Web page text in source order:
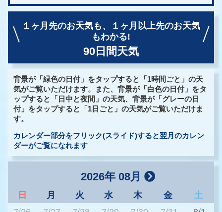
１ヶ月先のお天気も、
１ヶ月以上先のお天気
もわかる!
90日間天気
背景が「緑色の日付」をタップすると「1時間ごと」の天
気がご覧いただけます。また、背景が「白色の日付」をタ
ップすると「日中と夜間」の天気、背景が「グレーの日
付」をタップすると「1日ごと」の天気がご覧いただけま
す。
カレンダー部分をフリック(スライド)すると翌月のカレン
ダーがご覧になれます
2026年 08月
日 月 火 水 木 金
土